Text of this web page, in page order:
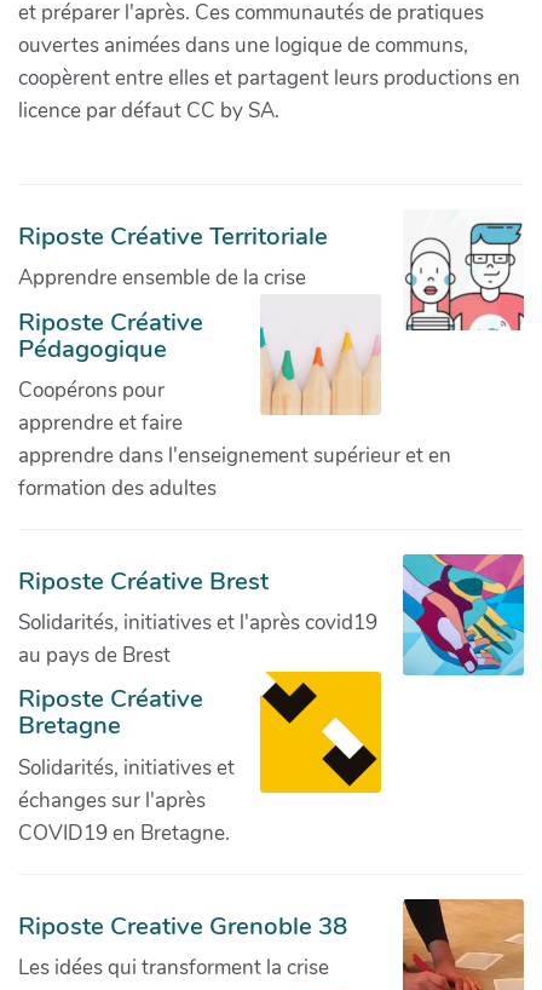
et préparer l'après. Ces communautés de pratiques
ouvertes animées dans une logique de communs,
coopèrent entre elles et partagent leurs productions en
licence par défaut CC by SA.
Riposte Créative Territoriale
Apprendre ensemble de la crise
Riposte Créative
Pédagogique
Coopérons pour
apprendre et faire
apprendre dans l'enseignement supérieur et en
formation des adultes
Riposte Créative Brest
Solidarités, initiatives et l'après covid19
au pays de Brest
Riposte Créative
Bretagne
Solidarités, initiatives et
échanges sur l'après
COVID19 en Bretagne.
Riposte Creative Grenoble 38
Les idées qui transforment la crise